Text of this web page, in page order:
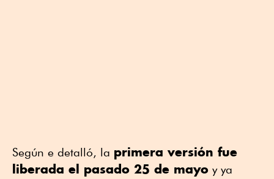
Según e detalló, la primera versión fue
liberada el pasado 25 de mayo y ya